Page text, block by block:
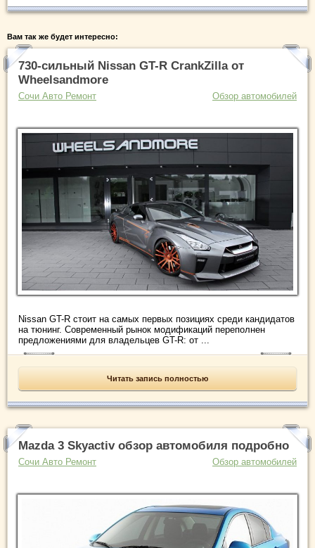
Вам так же будет интересно:
730-сильный Nissan GT-R CrankZilla от
Wheelsandmore
Сочи Авто Ремонт Обзор автомобилей
Nissan GT-R стоит на самых первых позициях среди кандидатов
на тюнинг. Современный рынок модификаций переполнен
предложениями для владельцев GT-R: от ...
Читать запись полностью
Mazda 3 Skyactiv обзор автомобиля подробно
Сочи Авто Ремонт Обзор автомобилей